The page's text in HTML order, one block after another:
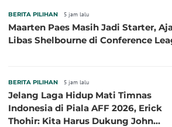
BERITA PILIHAN 5 jam lalu
Maarten Paes Masih Jadi Starter,
Libas Shelbourne di Conference
BERITA PILIHAN 5 jam lalu
Jelang Laga Hidup Mati Timnas
Indonesia di Piala AFF 2026, Erick
Thohir: Kita Harus Dukung John